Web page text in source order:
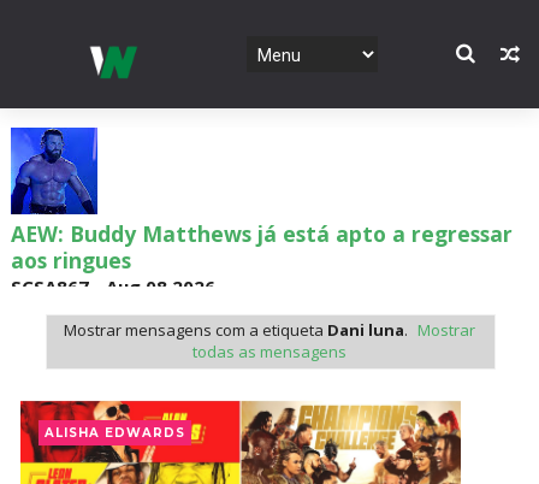
AEW: Buddy Matthews já está apto a regressar
aos ringues
SCSA867- Aug 08 2026
combate pelo título no Lockdown
SCSA867-Aug 08 2026
Mostrar mensagens com a etiqueta Dani luna. Mostrar
todas as mensagens
ALISHA EDWARDS